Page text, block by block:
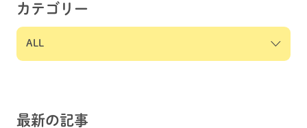
カテゴリー
最新の記事